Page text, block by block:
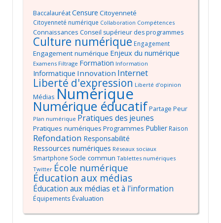
BaccalauréatCensure Citoyenneté
Citoyenneté numérique Collaboration Compétences
Connaissances Conseil supérieur des programmes
Culture numérique Engagement
Engagement numérique Enjeux du numérique
Examens Filtrage Formation Information
Informatique Innovation Internet
Liberté d'expression Liberté d'opinion
Médias Numérique
Numérique éducatifPartage Peur
Plan numérique Pratiques des jeunes
Pratiques numériques Programmes Publier Raison
Refondation Responsabilité
Ressources numériques Réseaux sociaux
Smartphone Socle commun Tablettes numériques
Twitter École numérique
Éducation aux médias
Éducation aux médias et à l'information
Équipements Évaluation